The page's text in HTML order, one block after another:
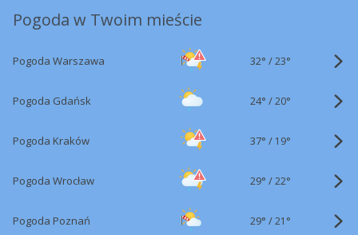
Pogoda w Twoim mieście
Pogoda Warszawa 32° /23°
Pogoda Gdańsk 24° /20°
Pogoda Kraków 37° / 19°
Pogoda Wrocław 29° /22°
Pogoda Poznań 29° /21°